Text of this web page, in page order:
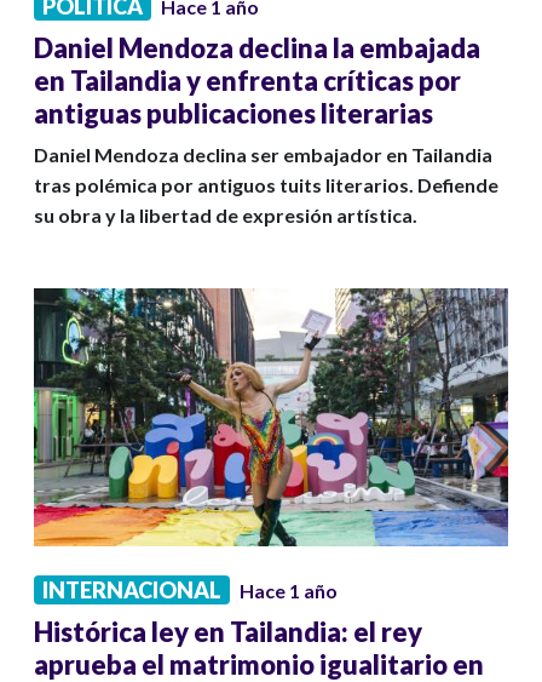
POLÍTICA Hace 1 año
Daniel Mendoza declina la embajada
en Tailandia y enfrenta críticas por
antiguas publicaciones literarias
Daniel Mendoza declina ser embajador en Tailandia
tras polémica por antiguos tuits literarios. Defiende
su obra y la libertad de expresión artística.
INTERNACIONAL Hace 1 año
Histórica ley en Tailandia: el rey
aprueba el matrimonio igualitario en